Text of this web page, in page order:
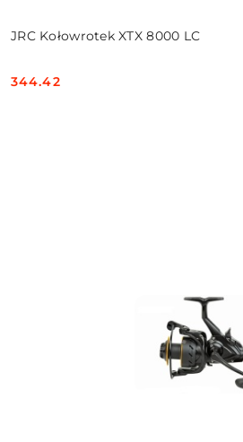
JRC Kołowrotek XTX 8000 LC
Cena:
344.42